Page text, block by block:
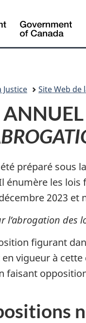
Site Web de
préparé sous
énumère les lois
2023 et
l’abrogation des
figurant
vigueur à
faisant